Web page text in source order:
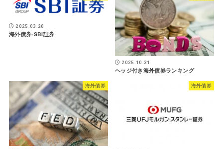
2025.03.20
海外債券-SBI証券
2025.10.31
ヘッジ付き海外債券ランキング
海外債券 海外債券